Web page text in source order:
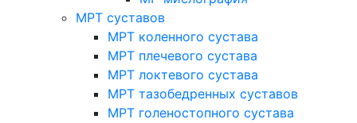
МРТ суставов
МРТ коленного сустава
МРТ плечевого сустава
МРТ локтевого сустава
МРТ тазобедренных суставов
МРТ голеностопного сустава